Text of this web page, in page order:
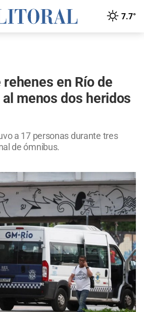
7.7°
rehenes en Río de
menos dos heridos
a 17 personas durante tres
de ómnibus.